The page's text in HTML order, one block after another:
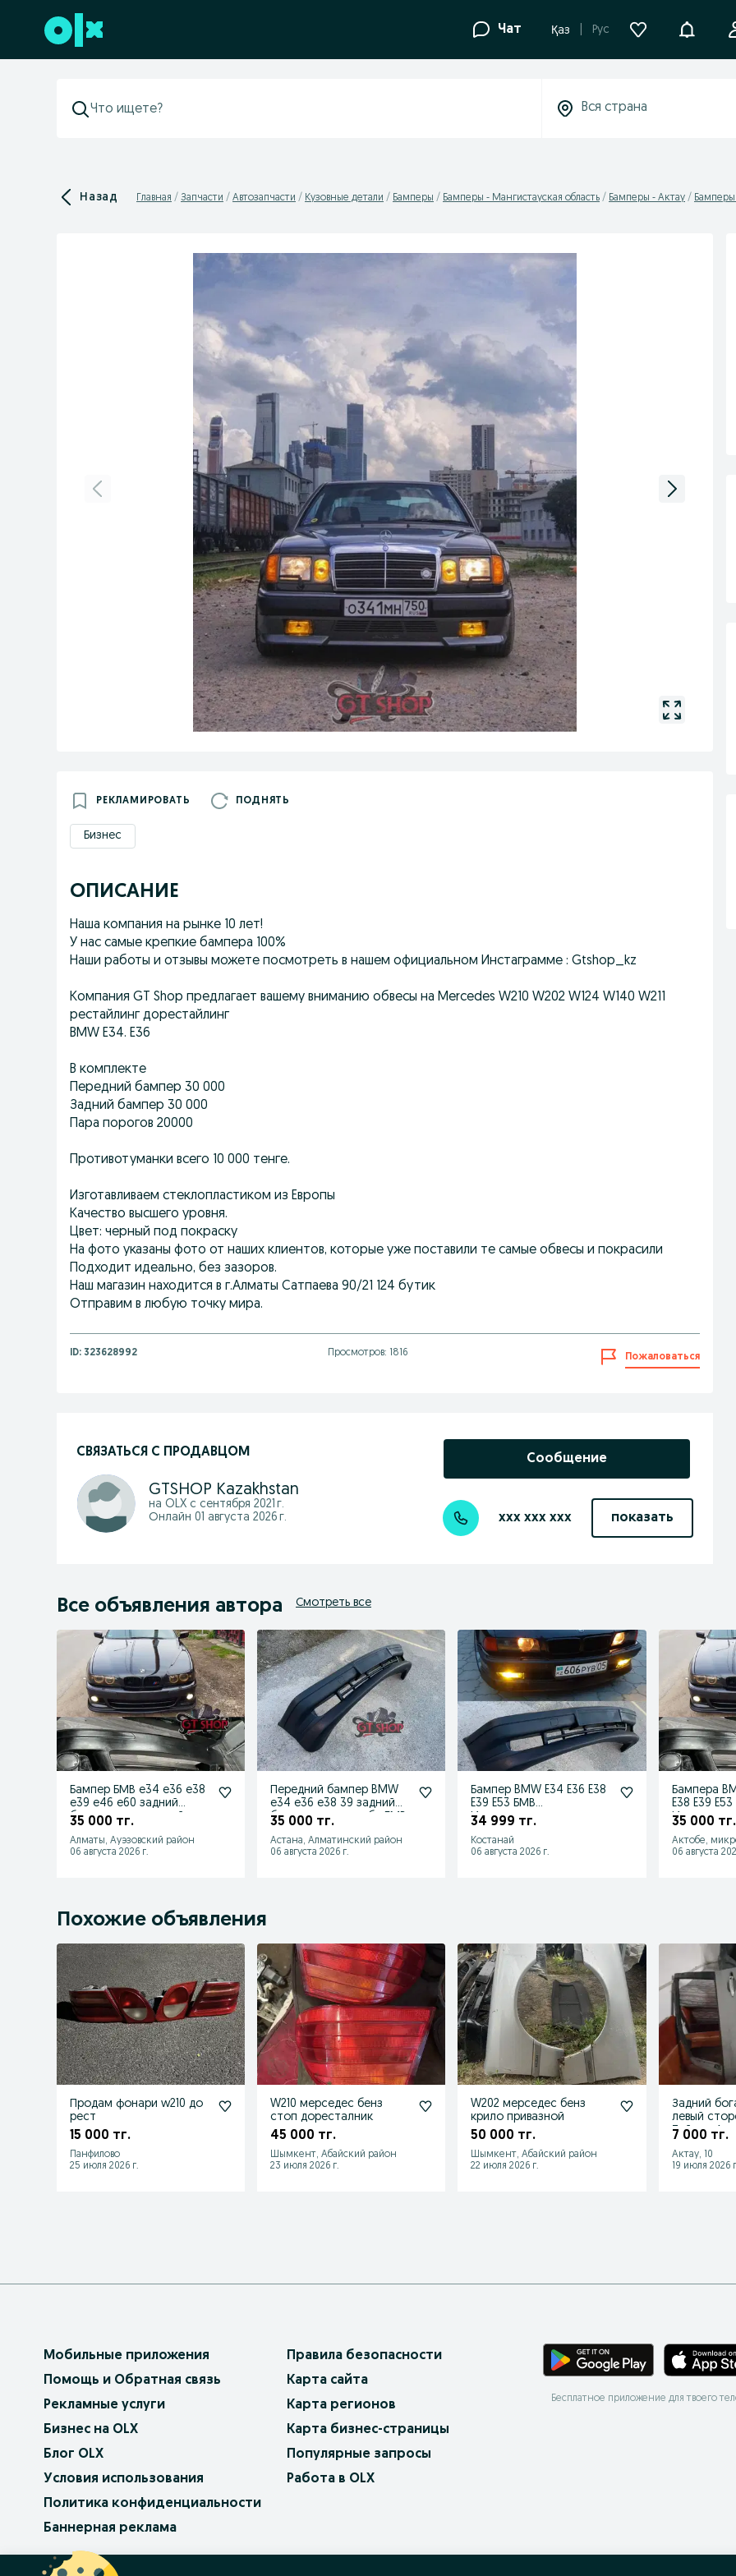
Перейти к нижнему колонтитулу Чат Қаз Рус
Назад Главная Запчасти Автозапчасти Кузовные детали Бамперы Бамперы - Мангистауская область Бамперы - Актау Бамперы
РЕКЛАМИРОВАТЬ ПОДНЯТЬ
Бизнес
ОПИСАНИЕ
Наша компания на рынке 10 лет!
У нас самые крепкие бампера 100%
Наши работы и отзывы можете посмотреть в нашем официальном Инстаграмме : Gtshop_kz
Компания GT Shop предлагает вашему вниманию обвесы на Mercedes W210 W202 W124 W140 W211
рестайлинг дорестайлинг
BMW E34. E36
В комплекте
Передний бампер 30 000
Задний бампер 30 000
Пара порогов 20000
Противотуманки всего 10 000 тенге.
Изготавливаем стеклопластиком из Европы
Качество высшего уровня.
Цвет: черный под покраску
На фото указаны фото от наших клиентов, которые уже поставили те самые обвесы и покрасили
Подходит идеально, без зазоров.
Наш магазин находится в г.Алматы Сатпаева 90/21 124 бутик
Отправим в любую точку мира.
ID: 323628992 Просмотров: 1816 Пожаловаться
СВЯЗАТЬСЯ С ПРОДАВЦОМ
GTSHOP Kazakhstan
на OLX с сентября 2021 г.
Онлайн 01 августа 2026 г.
Сообщение
xxx xxx xxx показать
Все объявления автора Смотреть все
Бампер БМВ е34 е36 е38
е39 е46 е60 задний
бампер пороги спойлер
35 000 тг.
Алматы, Ауэзовский район
06 августа 2026 г.
Передний бампер BMW
e34 е36 е38 39 задний
бампер пороги губа БМВ
35 000 тг.
Астана, Алматинский район
06 августа 2026 г.
Бампер BMW E34 E36 E38
E39 E53 БМВ
Изготавливаем и
34 999 тг.
Костанай
06 августа 2026 г.
Бампера
E38 E39 E53
35 000 тг.
Актобе,
06 августа
Похожие объявления
Продам фонари w210 до
рест
15 000 тг.
Панфилово
25 июля 2026 г.
W210 мерседес бенз
стоп доресталник
45 000 тг.
Шымкент, Абайский район
23 июля 2026 г.
W202 мерседес бенз
крило привазной
50 000 тг.
Шымкент, Абайский район
22 июля 2026 г.
Задний
левый
Тойота
7 000 тг.
Актау, 10
19 июля 2026
Мобильные приложения
Помощь и Обратная связь
Рекламные услуги
Бизнес на OLX
Блог OLX
Условия использования
Политика конфиденциальности
Баннерная реклама
Правила безопасности
Карта сайта
Карта регионов
Карта бизнес-страницы
Популярные запросы
Работа в OLX
Бесплатное приложение для твоего
OLX.bg